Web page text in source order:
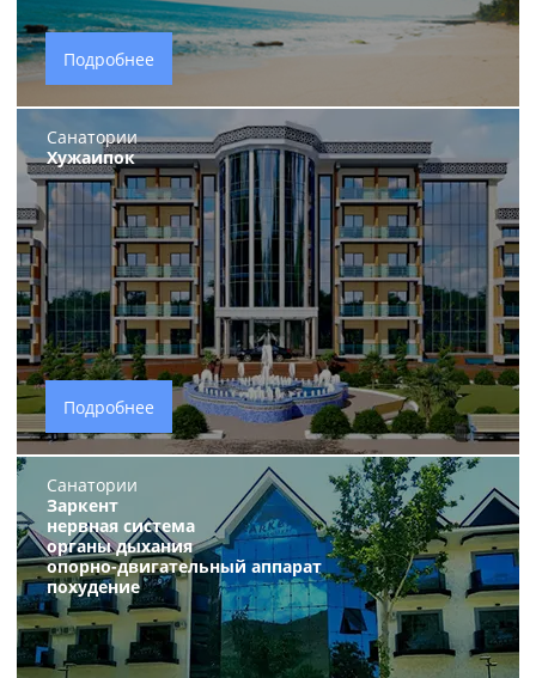
Подробнее
Санатории
Хужаипок
Подробнее
Санатории
Заркент
нервная система
органы дыхания
опорно-двигательный аппарат
похудение